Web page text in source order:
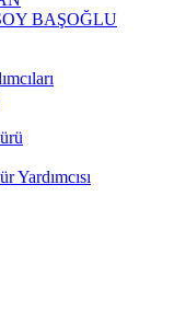
BAŞOĞLU
Yardımcısı